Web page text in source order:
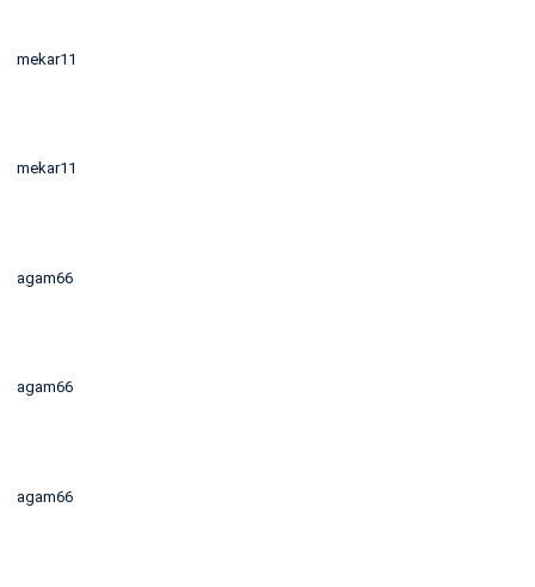
mekar11
mekar11
agam66
agam66
agam66